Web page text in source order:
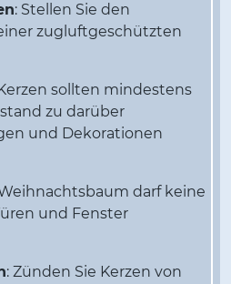
: Stellen Sie den
zugluftgeschützten
sollten mindestens
zu darüber
und Dekorationen
darf keine
und Fenster
: Zünden Sie Kerzen von